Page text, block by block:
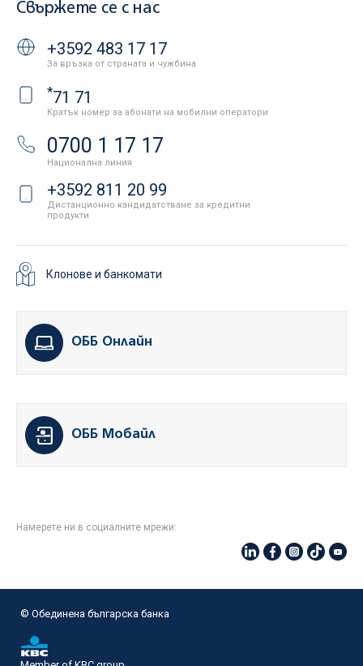
Свържете се с нас
+3592 483 17 17
За връзка от страната и чужбина
*71 71
Кратък номер за абонати на мобилни оператори
0700 1 17 17
Национална линия
+3592 811 20 99
Дистанционно кандидатстване за кредитни
продукти
Клонове и банкомати
ОББ Онлайн
ОББ Мобайл
Намерете ни в социалните мрежи:
© Oбединена българска банка